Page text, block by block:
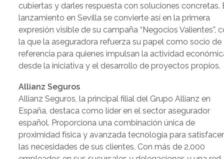
cubiertas y darles respuesta con soluciones concretas.
lanzamiento en Sevilla se convierte así en la primera
expresión visible de su campaña “Negocios Valientes”,
la que la aseguradora refuerza su papel como socio de
referencia para quienes impulsan la actividad
desde la iniciativa y el desarrollo de proyectos propios.
Allianz Seguros
Allianz Seguros, la principal filial del Grupo Allianz en
España, destaca como líder en el sector asegurador
español. Proporciona una combinación única de
proximidad física y avanzada tecnología para satisfacer
las necesidades de sus clientes. Con más de 2.000